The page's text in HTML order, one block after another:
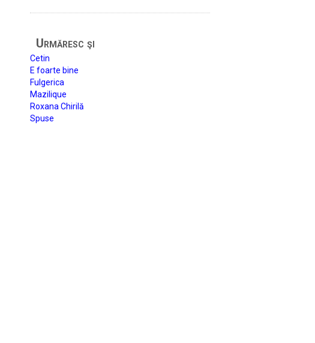
Urmăresc şi
Cetin
E foarte bine
Fulgerica
Mazilique
Roxana Chirilă
Spuse